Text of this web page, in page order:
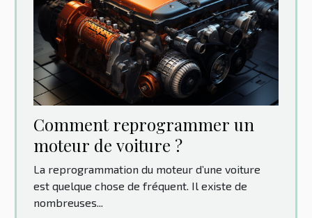
Comment reprogrammer un
moteur de voiture ?
La reprogrammation du moteur d’une voiture
est quelque chose de fréquent. Il existe de
nombreuses...